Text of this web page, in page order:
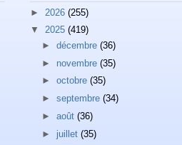
► 2026 (255)
▼ 2025 (419)
► décembre (36)
► novembre (35)
► octobre (35)
► septembre (34)
► août (36)
► juillet (35)